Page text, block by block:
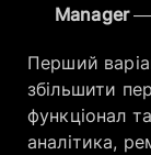
Manager—
Перший
збільшити
функціонал
аналітика,